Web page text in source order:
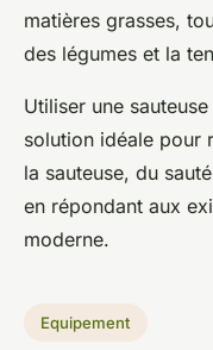
matières grasses,
des légumes et la
Utiliser une
solution idéale pour
la sauteuse, du
en répondant aux
moderne.
Equipement